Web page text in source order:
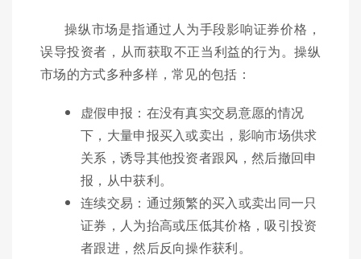
操纵市场是指通过人为手段影响证券价格，
误导投资者，从而获取不正当利益的行为。操纵
市场的方式多种多样，常见的包括：
虚假申报：在没有真实交易意愿的情况
下，大量申报买入或卖出，影响市场供求
关系，诱导其他投资者跟风，然后撤回申
报，从中获利。
连续交易：通过频繁的买入或卖出同一只
证券，人为抬高或压低其价格，吸引投资
者跟进，然后反向操作获利。